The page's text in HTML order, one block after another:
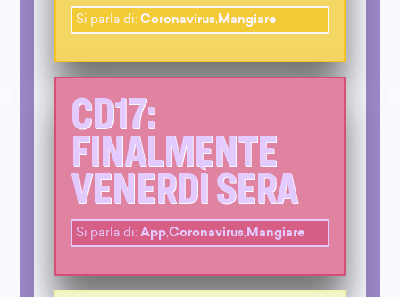
Si parla di: Coronavirus,Mangiare
CD17:
FINALMENTE
VENERDÌ SERA
Si parla di: App,Coronavirus, Mangiare